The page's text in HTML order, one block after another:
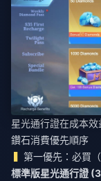
星光通行證在成本
鑽石消費優先順序
第一優先：必買
標準版星光通行證